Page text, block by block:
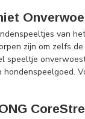
van
zijn om zelfs